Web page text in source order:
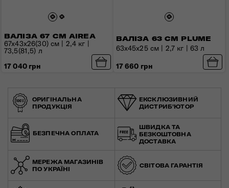
ВАЛІЗА 67 СМ AIREA
67x43x26(30) см | 2,4 кг |
73,5(81,5) л
17 040 грн
ВАЛІЗА 63 СМ PLUME
63х45х25 см | 2,7 кг | 63 л
17 660 грн
АЛЮМІНІЄВІ
ВАЛІЗИ
ОРИГІНАЛЬНА
ПРОДУКЦІЯ
ЕКСКЛЮЗИВНИЙ
ДИСТРИБ'ЮТОР
БЕЗПЕЧНА ОПЛАТА
ШВИДКА ТА
БЕЗКОШТОВНА
ДОСТАВКА
МЕРЕЖА МАГАЗИНІВ
ПО УКРАЇНІ
СВІТОВА ГАРАНТІЯ